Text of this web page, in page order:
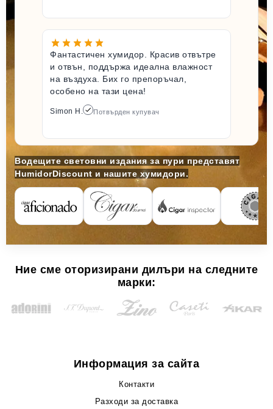
Фантастичен хумидор. Красив отвътре
и отвън, поддържа идеална влажност
на въздуха. Бих го препоръчал,
особено на тази цена!
Simon H. Потвърден купувач
Водещите световни издания за пури представят
HumidorDiscount и нашите хумидори.
Ние сме оторизирани дилъри на следните
марки:
Информация за сайта
Контакти
Разходи за доставка